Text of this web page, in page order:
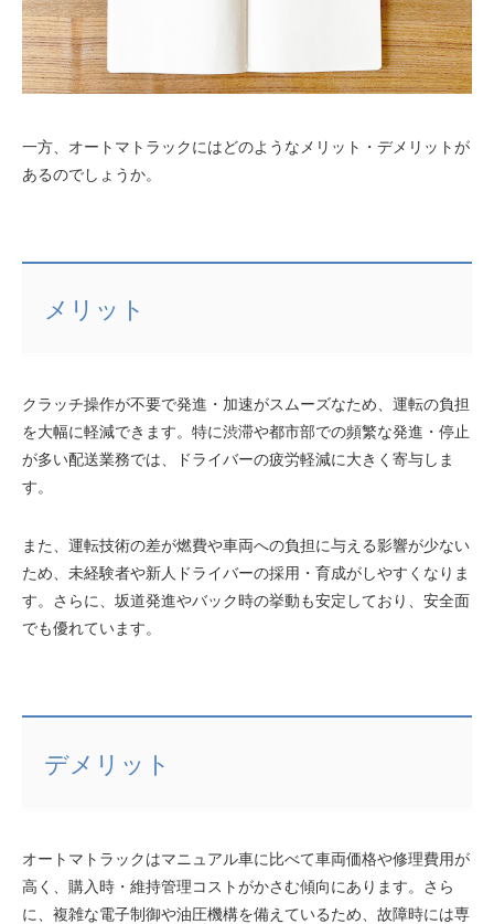
一方、オートマトラックにはどのようなメリット・デメリットが
あるのでしょうか。
メリット
クラッチ操作が不要で発進・加速がスムーズなため、運転の負担
を大幅に軽減できます。特に渋滞や都市部での頻繁な発進・停止
が多い配送業務では、ドライバーの疲労軽減に大きく寄与しま
す。
また、運転技術の差が燃費や車両への負担に与える影響が少ない
ため、未経験者や新人ドライバーの採用・育成がしやすくなりま
す。さらに、坂道発進やバック時の挙動も安定しており、安全面
でも優れています。
デメリット
オートマトラックはマニュアル車に比べて車両価格や修理費用が
高く、購入時・維持管理コストがかさむ傾向にあります。さら
に、複雑な電子制御や油圧機構を備えているため、故障時には専